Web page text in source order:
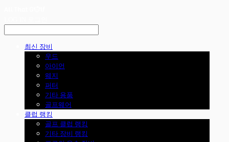
최신 장비
우드
아이언
웨지
퍼터
기타 용품
골프웨어
클럽 랭킹
골프 클럽 랭킹
기타 장비 랭킹